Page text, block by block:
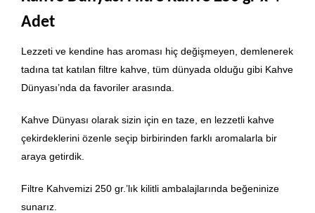
Adet
Lezzeti ve kendine has aroması hiç değişmeyen, demlenerek
tadına tat katılan filtre kahve, tüm dünyada olduğu gibi Kahve
Dünyası’nda da favoriler arasında.
Kahve Dünyası olarak sizin için en taze, en lezzetli kahve
çekirdeklerini özenle seçip birbirinden farklı aromalarla bir
araya getirdik.
Filtre Kahvemizi 250 gr.’lık kilitli ambalajlarında beğeninize
sunarız.